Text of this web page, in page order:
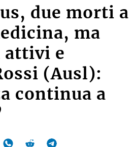
due morti a
ma
attivi e
(Ausl):
continua a